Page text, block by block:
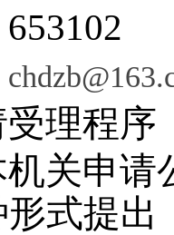
653102
受理程序
关申请
式提出